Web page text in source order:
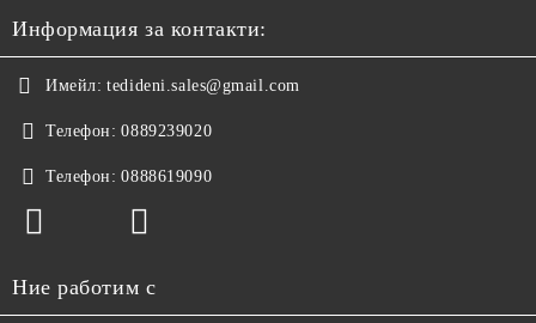
Информация за контакти:
Имейл: tedideni.sales@gmail.com
Телефон: 0889239020
Телефон: 0888619090
Ние работим с